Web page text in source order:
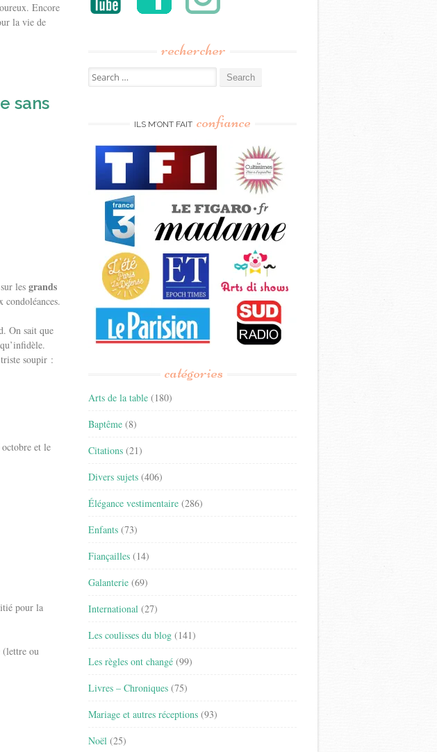
Encore
la vie de
sans
les grands
condoléances.
On sait que
soupir :
et le
pour la
(lettre ou
rechercher
Search
for:
ILS M’ONT FAIT confiance
catégories
Arts de la table (180)
Baptême (8)
Citations (21)
Divers sujets (406)
Élégance vestimentaire (286)
Enfants (73)
Fiançailles (14)
Galanterie (69)
International (27)
Les coulisses du blog (141)
Les règles ont changé (99)
Livres – Chroniques (75)
Mariage et autres réceptions (93)
Noël (25)